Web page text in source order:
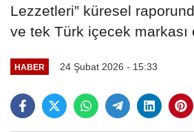
Lezzetleri” küresel
ve tek Türk içecek markası
HABER 24 Şubat 2026 - 15:33